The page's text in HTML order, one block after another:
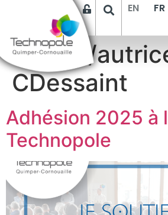
EN FR
Auteur/
CDessaint
Adhésion 2025 à
Technopole